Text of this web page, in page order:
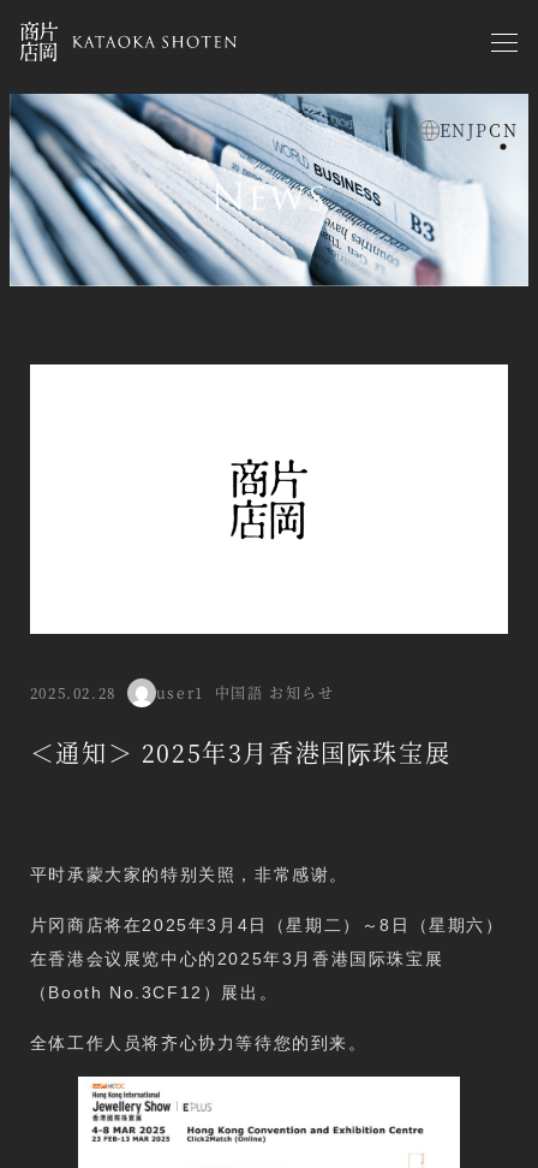
Skip
to
main
content
ENJPCN
お知らせzh
＜通知＞ 2025年3月香港国际珠宝展
Published
2025.02.28
Author
user1 分类目录
中国語 お知らせ
平时承蒙大家的特别关照，非常感谢。
片冈商店将在2025年3月4日（星期二）～8日（星期六）
在香港会议展览中心的2025年3月香港国际珠宝展
（Booth No.3CF12）展出。
全体工作人员将齐心协力等待您的到来。